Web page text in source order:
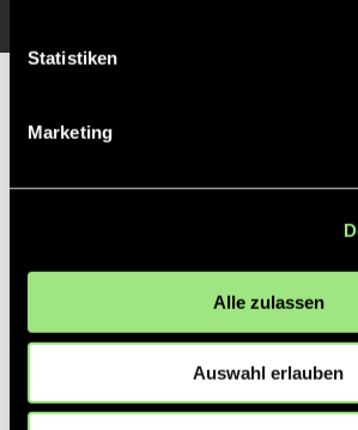
Statistiken
Marketing
Alle zulassen
Auswahl erlauben